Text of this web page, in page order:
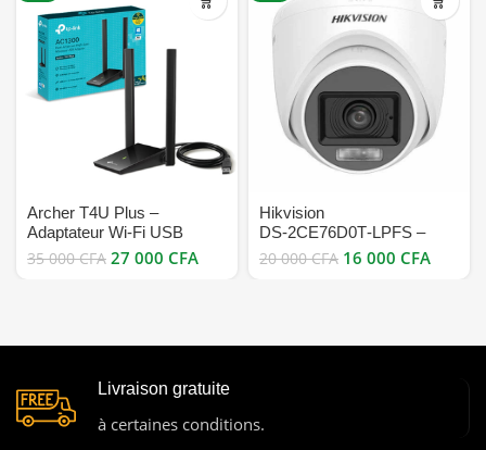
Archer T4U Plus –
Adaptateur Wi-Fi USB
AC1300 à double antenne
35 000CFA 27 000 CFA
Hikvision
DS‑2CE76D0T‑LPFS –
Caméra dôme hybride 2 MP
20 000CFA 16 000 CFA
Livraison gratuite
à certaines conditions.